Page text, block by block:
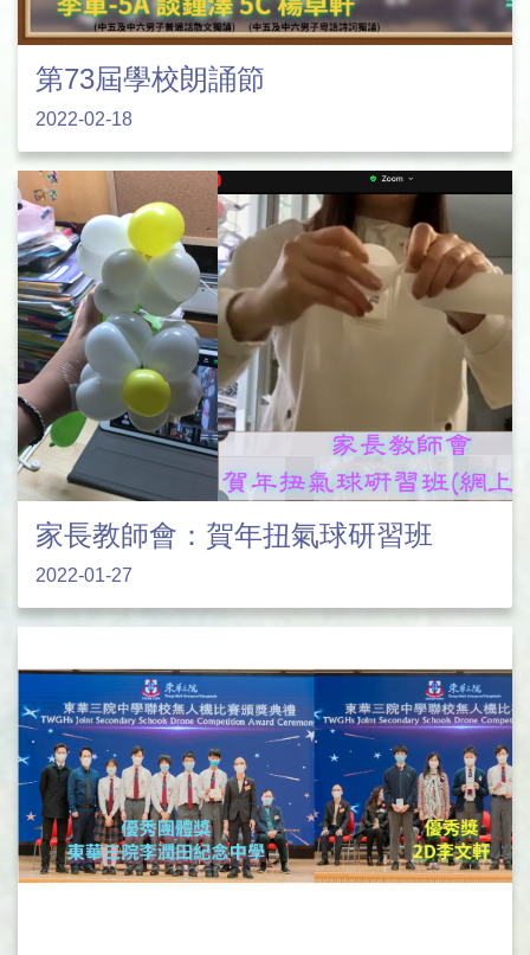
第73屆學校朗誦節
2022-02-18
家長教師會：賀年扭氣球研習班
2022-01-27